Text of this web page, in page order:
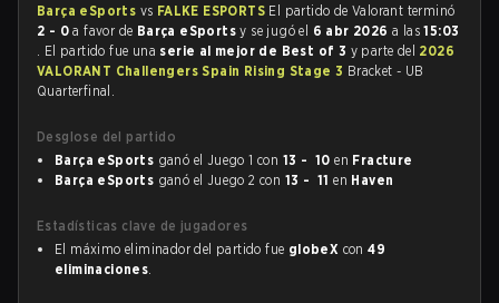
Barça eSports vs FALKE ESPORTS El partido de Valorant terminó
2 - 0 a favor de Barça eSportsy se jugó el 6 abr 2026a las15:03
. El partido fue una serie al mejor de Best of 3 y parte del 2026
VALORANT Challengers Spain Rising Stage 3 Bracket - UB
Quarterfinal.
Desglose del partido
Barça eSports ganó el Juego 1 con 13 - 10 en Fracture
Barça eSports ganó el Juego 2 con 13 - 11 en Haven
Estadísticas clave de jugadores
El máximo eliminador del partido fue globeX con49
eliminaciones.